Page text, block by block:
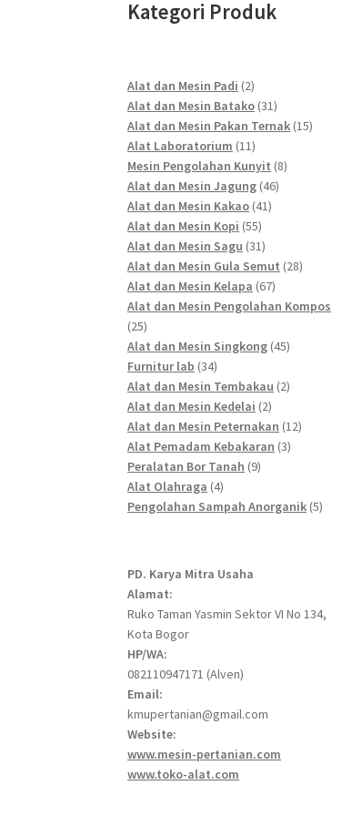
Kategori Produk
Alat dan Mesin Padi 22
products
Alat dan Mesin Batako 3131
products
Alat dan Mesin Pakan Ternak 1515
Alat Laboratorium 1111
products
Mesin Pengolahan Kunyit 88
Alat dan Mesin Jagung 4646
Alat dan Mesin Kakao 4141
Alat dan Mesin Kopi 5555
products
Alat dan Mesin Sagu 3131
products
Alat dan Mesin Gula Semut 2828
Alat dan Mesin Kelapa 6767
products
Alat dan Mesin Pengolahan Kompos
2525
products
Alat dan Mesin Singkong 4545
Furnitur lab 3434
products
Alat dan Mesin Tembakau 22
Alat dan Mesin Kedelai 22
products
Alat dan Mesin Peternakan 1212
Alat Pemadam Kebakaran 33
Peralatan Bor Tanah 99
Alat Olahraga 44
products
Pengolahan Sampah Anorganik 55
PD. Karya Mitra Usaha
Alamat:
Ruko Taman Yasmin Sektor VI No 134,
Kota Bogor
HP/WA:
082110947171 (Alven)
Email:
kmupertanian@gmail.com
Website:
www.mesin-pertanian.com
www.toko-alat.com